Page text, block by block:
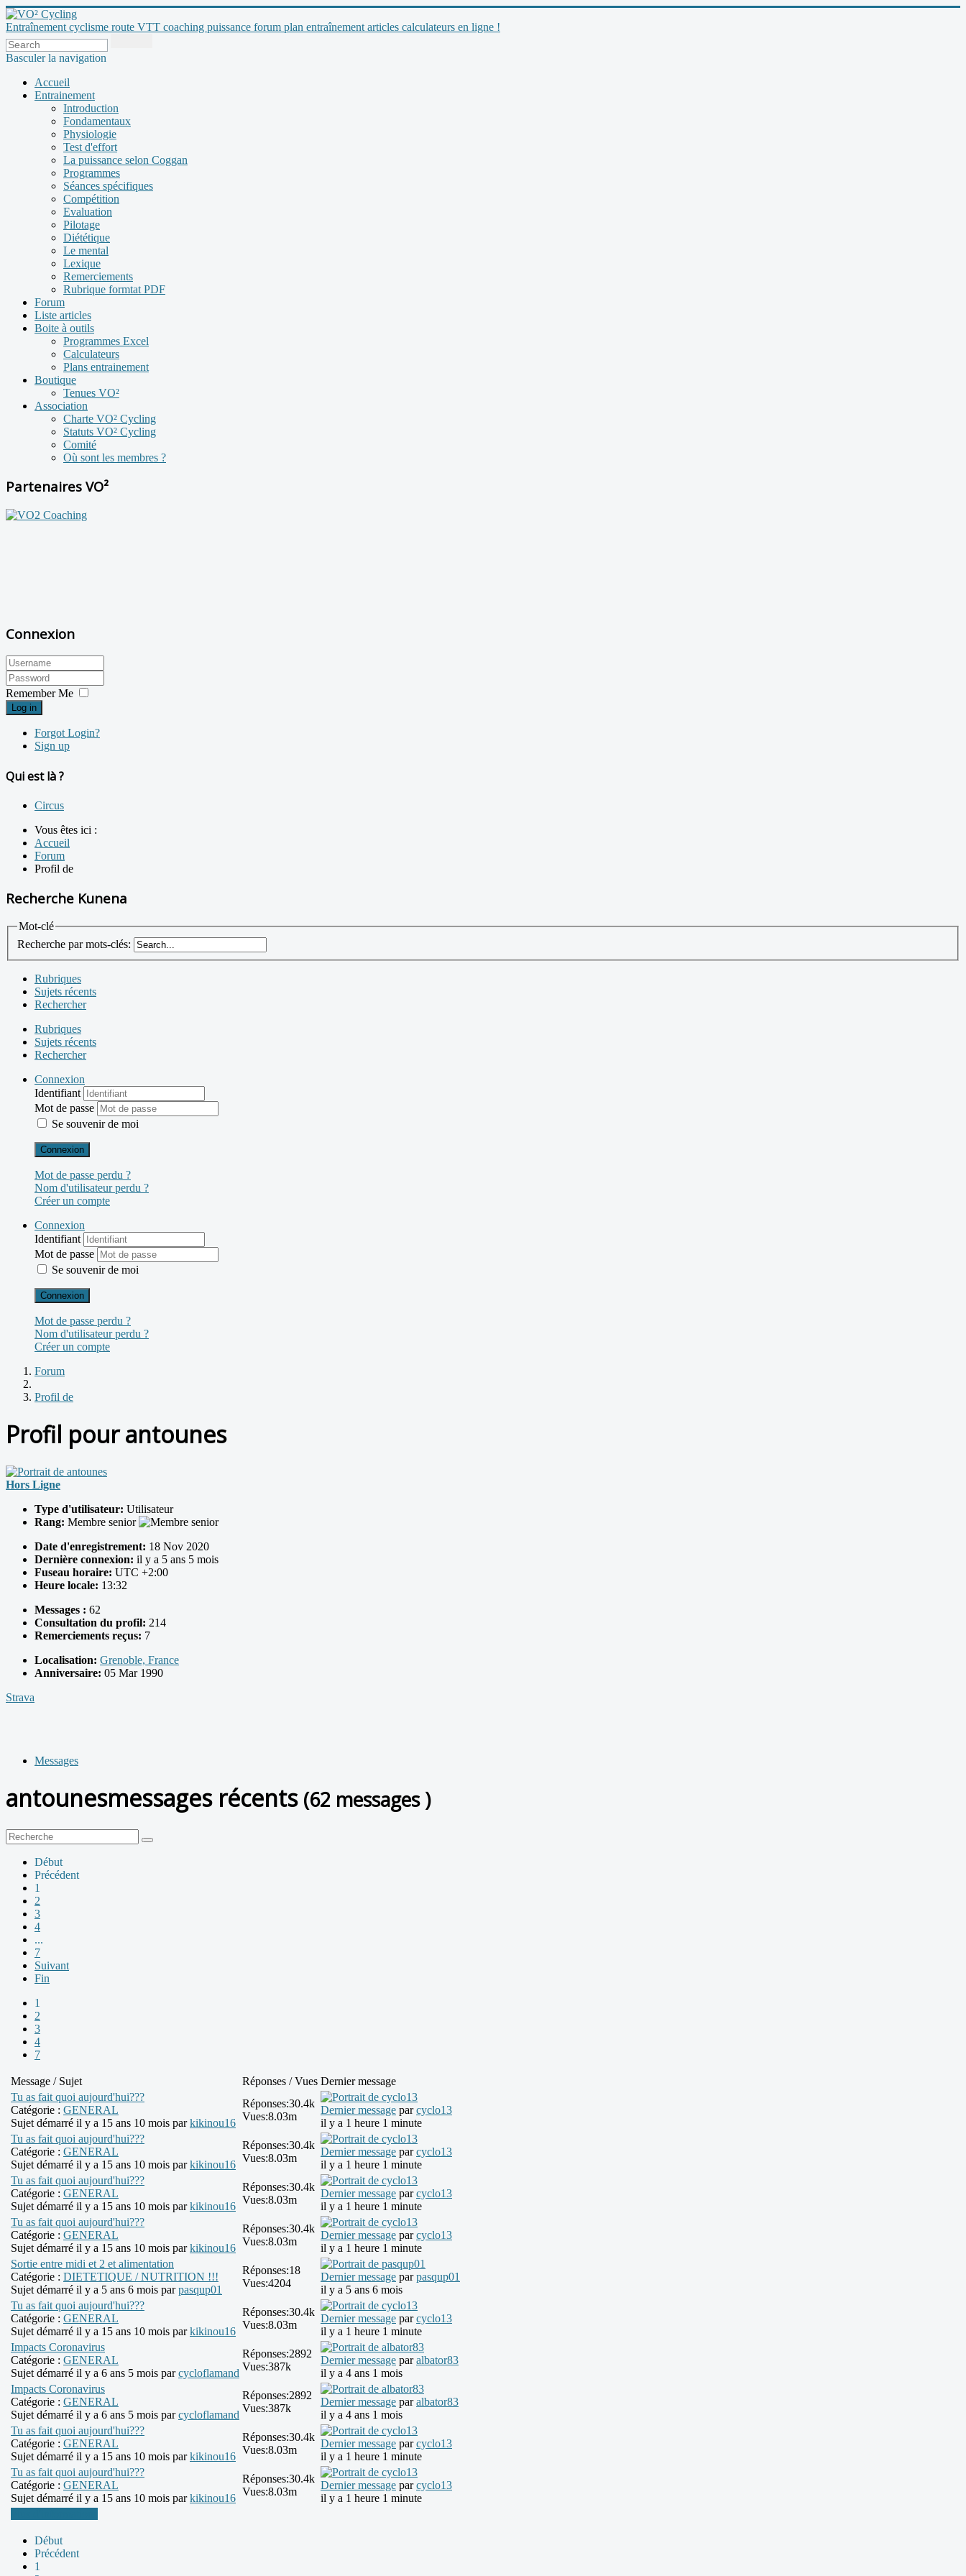
Entraînement cyclisme route VTT coaching puissance forum plan entraînement articles calculateurs en ligne !
Basculer la navigation
Accueil
Entrainement
Introduction
Fondamentaux
Physiologie
Test d'effort
La puissance selon Coggan
Programmes
Séances spécifiques
Compétition
Evaluation
Pilotage
Diététique
Le mental
Lexique
Remerciements
Rubrique formtat PDF
Forum
Liste articles
Boite à outils
Programmes Excel
Calculateurs
Plans entrainement
Boutique
Tenues VO²
Association
Charte VO² Cycling
Statuts VO² Cycling
Comité
Où sont les membres ?
Partenaires VO²
Connexion
Remember Me
Log in
Forgot Login?
Sign up
Qui est là ?
Circus
Vous êtes ici :
Accueil
Forum
Profil de
Recherche Kunena
Mot-clé
Recherche par mots-clés:
Rubriques
Sujets récents
Rechercher
Rubriques
Sujets récents
Rechercher
Connexion
Identifiant
Mot de passe
Se souvenir de moi
Connexion
Mot de passe perdu ?
Nom d'utilisateur perdu ?
Créer un compte
Connexion
Identifiant
Mot de passe
Se souvenir de moi
Connexion
Mot de passe perdu ?
Nom d'utilisateur perdu ?
Créer un compte
Forum
Profil de
Profil pour antounes
Hors Ligne
Type d'utilisateur: Utilisateur
Rang: Membre senior
Date d'enregistrement: 18 Nov 2020
Dernière connexion: il y a 5 ans 5 mois
Fuseau horaire: UTC +2:00
Heure locale: 13:32
Messages : 62
Consultation du profil: 214
Remerciements reçus: 7
Localisation: Grenoble, France
Anniversaire: 05 Mar 1990
Strava
Messages
antounesmessages récents (62 messages )
Début
Précédent
1
2
3
4
...
7
Suivant
Fin
1
2
3
4
7
Message / Sujet Réponses / Vues Dernier message
Tu as fait quoi aujourd'hui???
Catégorie : GENERAL
Sujet démarré il y a 15 ans 10 mois parkikinou16
Réponses:30.4k
Vues:8.03m
Dernier message parcyclo13
il y a 1 heure 1 minute
Tu as fait quoi aujourd'hui???
Catégorie : GENERAL
Sujet démarré il y a 15 ans 10 mois parkikinou16
Réponses:30.4k
Vues:8.03m
Dernier message parcyclo13
il y a 1 heure 1 minute
Tu as fait quoi aujourd'hui???
Catégorie : GENERAL
Sujet démarré il y a 15 ans 10 mois parkikinou16
Réponses:30.4k
Vues:8.03m
Dernier message parcyclo13
il y a 1 heure 1 minute
Tu as fait quoi aujourd'hui???
Catégorie : GENERAL
Sujet démarré il y a 15 ans 10 mois parkikinou16
Réponses:30.4k
Vues:8.03m
Dernier message parcyclo13
il y a 1 heure 1 minute
Sortie entre midi et 2 et alimentation
Catégorie : DIETETIQUE / NUTRITION !!!
Sujet démarré il y a 5 ans 6 mois parpasqup01
Réponses:18
Vues:4204
Dernier message parpasqup01
il y a 5 ans 6 mois
Tu as fait quoi aujourd'hui???
Catégorie : GENERAL
Sujet démarré il y a 15 ans 10 mois parkikinou16
Réponses:30.4k
Vues:8.03m
Dernier message parcyclo13
il y a 1 heure 1 minute
Impacts Coronavirus
Catégorie : GENERAL
Sujet démarré il y a 6 ans 5 mois parcycloflamand
Réponses:2892
Vues:387k
Dernier message paralbator83
il y a 4 ans 1 mois
Impacts Coronavirus
Catégorie : GENERAL
Sujet démarré il y a 6 ans 5 mois parcycloflamand
Réponses:2892
Vues:387k
Dernier message paralbator83
il y a 4 ans 1 mois
Tu as fait quoi aujourd'hui???
Catégorie : GENERAL
Sujet démarré il y a 15 ans 10 mois parkikinou16
Réponses:30.4k
Vues:8.03m
Dernier message parcyclo13
il y a 1 heure 1 minute
Tu as fait quoi aujourd'hui???
Catégorie : GENERAL
Sujet démarré il y a 15 ans 10 mois parkikinou16
Réponses:30.4k
Vues:8.03m
Dernier message parcyclo13
il y a 1 heure 1 minute
Début
Précédent
1